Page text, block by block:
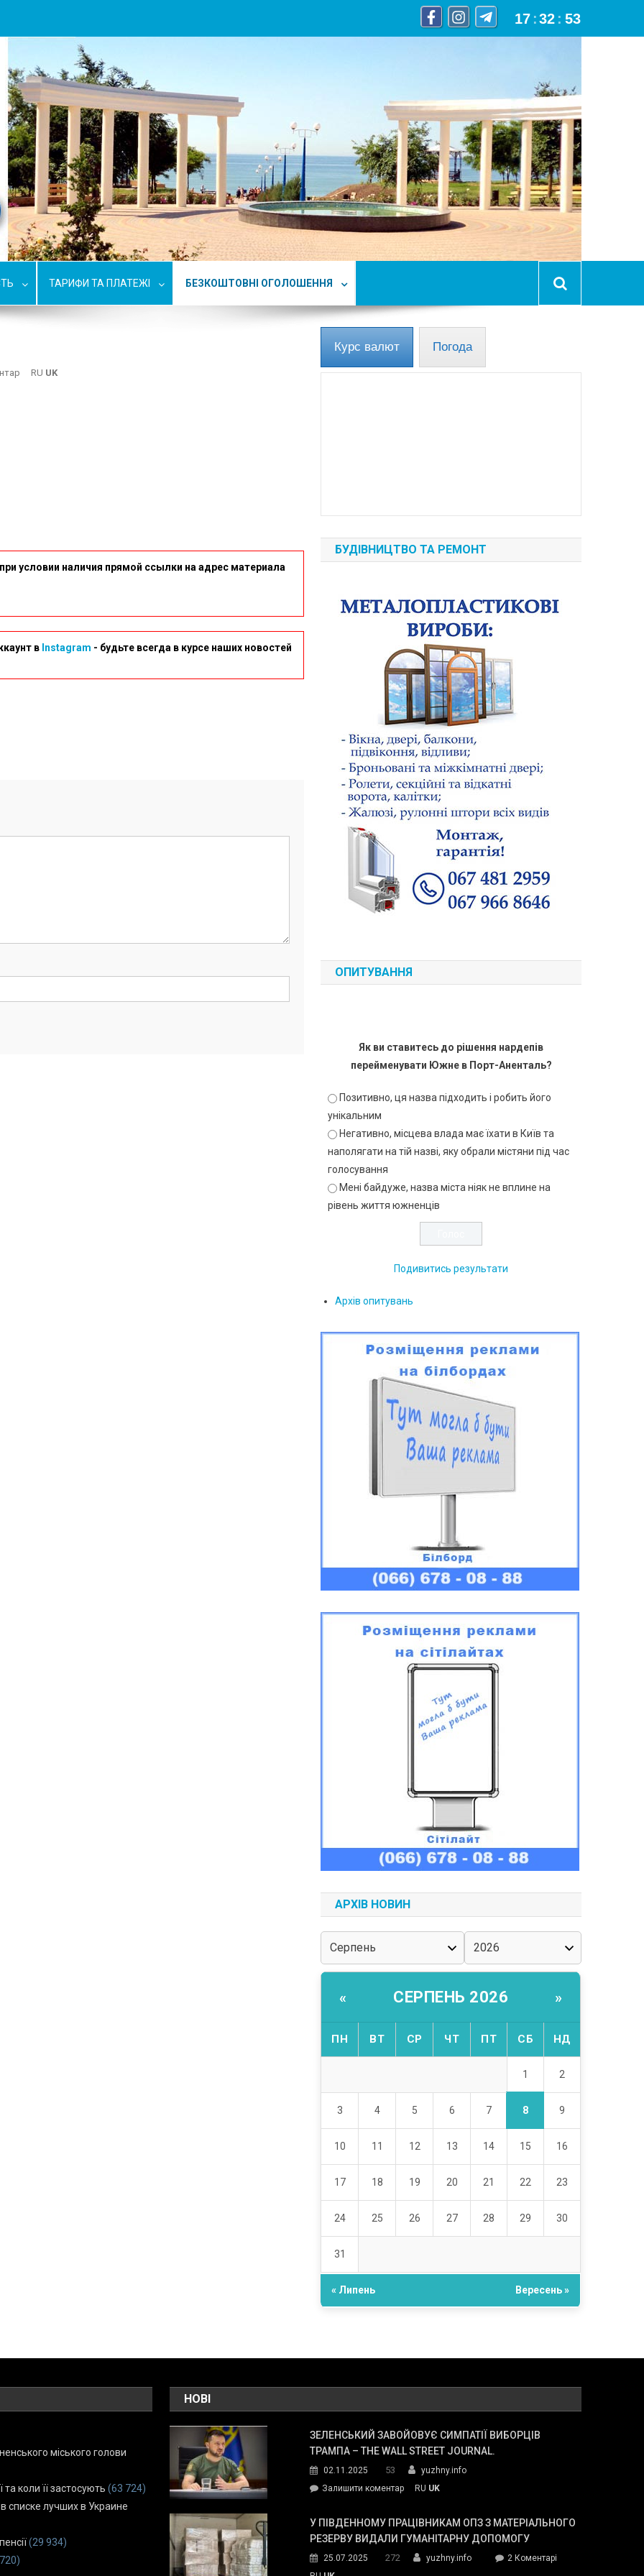
17 :32 : 54
ТАРИФИ ТА ПЛАТЕЖІ БЕЗКОШТОВНІ ОГОЛОШЕННЯ
RU UK
условии наличия прямой ссылки на адрес материала
в Instagram - будьте всегда в курсе наших новостей
Курс валют Погода
БУДІВНИЦТВО ТА РЕМОНТ
ОПИТУВАННЯ
Як ви ставитесь до рішення нардепів
перейменувати Южне в Порт-Аненталь?
Позитивно, ця назва підходить і робить його
унікальним
Негативно, місцева влада має їхати в Київ та
наполягати на тій назві, яку обрали містяни під час
голосування
Мені байдуже, назва міста ніяк не вплине на
рівень життя южненців
Подивитись результати
Архів опитувань
АРХІВ НОВИН
« СЕРПЕНЬ 2026 »
ПН ВТ СР ЧТ ПТ СБ НД
1 2
3 4 5 6 7 8 9
10 11 12 13 14 15 16
17 18 19 20 21 22 23
24 25 26 27 28 29 30
31
« Липень Вересень »
міського голови
коли її застосують (63 724)
списке лучших в Украине
(29 934)
НОВІ
ЗЕЛЕНСЬКИЙ ЗАВОЙОВУЄ СИМПАТІЇ ВИБОРЦІВ
ТРАМПА – THE WALL STREET JOURNAL.
02.11.2025 53
yuzhny.info
Залишити коментарon
завойовує
симпатії
Трампа
RU UK
У ПІВДЕННОМУ ПРАЦІВНИКАМ ОПЗ З МАТЕРІАЛЬНОГО
РЕЗЕРВУ ВИДАЛИ ГУМАНІТАРНУ ДОПОМОГУ
25.07.2025 272 yuzhny.info 2 Коментарідо